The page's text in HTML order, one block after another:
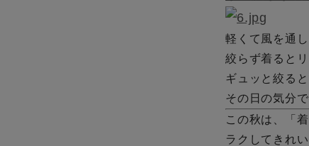
軽くて風を通
絞らず着ると
ギュッと絞る
その日の気分
この秋は、「
ラクしてきれ